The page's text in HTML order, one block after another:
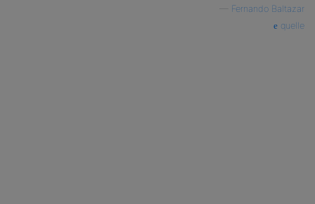
Fernando Baltazar
quelle